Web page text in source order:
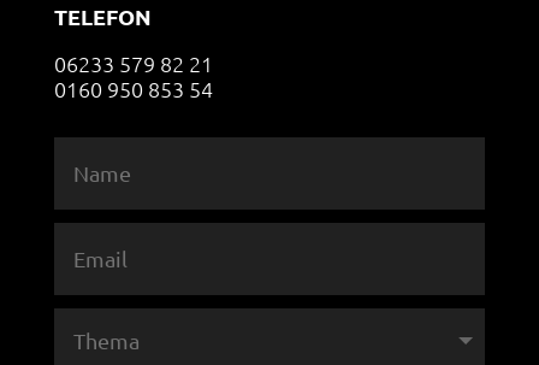
TELEFON
06233 579 82 21
0160 950 853 54